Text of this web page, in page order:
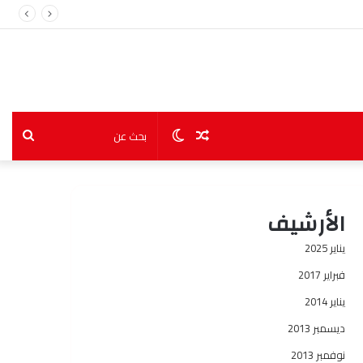
بحث
الوضعمقال
الأرشيف
يناير 2025
فبراير 2017
يناير 2014
ديسمبر 2013
نوفمبر 2013